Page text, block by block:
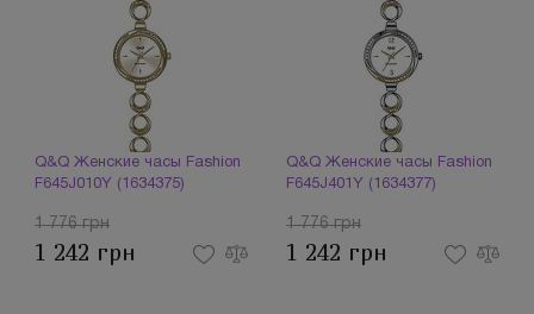
Q&Q Женские часы Fashion
F645J010Y (1634375)
1 776 грн
1 242 грн
Q&Q Женские часы Fashion
F645J401Y (1634377)
1 776 грн
1 242 грн